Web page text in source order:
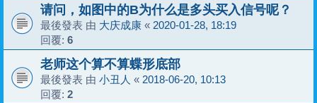
请问，如图中的B为什么是多头买入信号呢？
最後發表 由 大庆成康 « 2020-01-28, 18:19
回覆: 6
老师这个算不算蝶形底部
最後發表 由 小丑人 « 2018-06-20, 10:13
回覆: 2